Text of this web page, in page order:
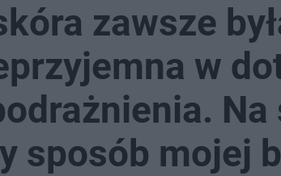
zawsze
w
sposób mojej